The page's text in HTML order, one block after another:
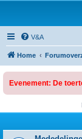
V&A
Home
Evenement: De